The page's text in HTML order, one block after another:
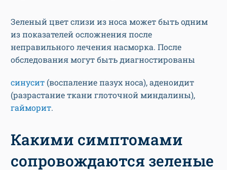
Зеленый цвет слизи из носа может быть одним
из показателей осложнения после
неправильного лечения насморка. После
обследования могут быть диагностированы
синусит (воспаление пазух носа), аденоидит
(разрастание ткани глоточной миндалины),
гайморит.
Какими симптомами
сопровождаются зеленые